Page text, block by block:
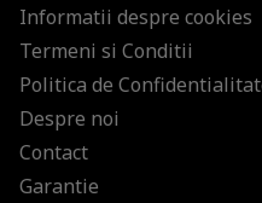
Informatii despre cookies
Termeni si Conditii
Politica de
Despre noi
Contact
Garantie